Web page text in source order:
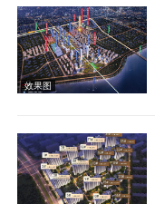
效果图